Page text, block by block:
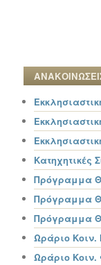
Κατηχητικές
Πρόγραμμα
Πρόγραμμα
Πρόγραμμα
Ωράριο Κοιν.
Ωράριο Κοιν.